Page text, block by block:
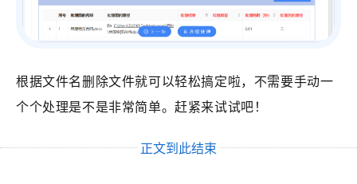
根据文件名删除文件就可以轻松搞定啦，不需要手动一
个个处理是不是非常简单。赶紧来试试吧！
正文到此结束